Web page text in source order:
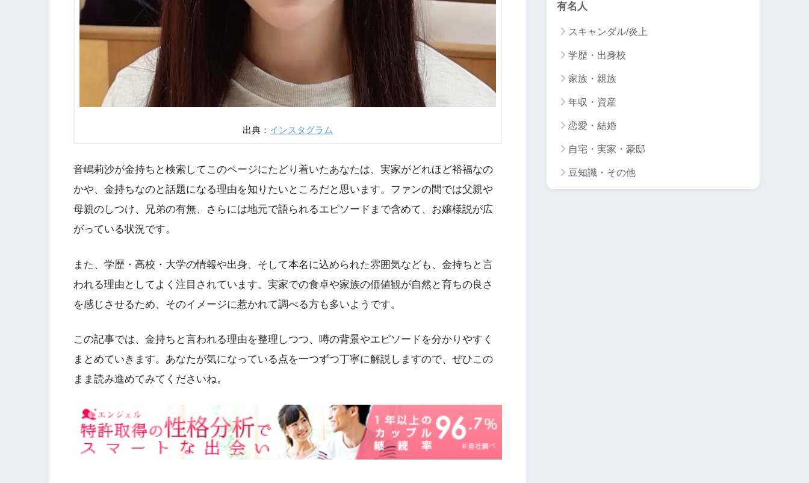
出典： インスタグラム
音嶋莉沙が金持ちと検索してこのページにたどり着いたあなたは、実家がどれほど裕福なの
かや、金持ちなのと話題になる理由を知りたいところだと思います。ファンの間では父親や
母親のしつけ、兄弟の有無、さらには地元で語られるエピソードまで含めて、お嬢様説が広
がっている状況です。
また、学歴・高校・大学の情報や出身、そして本名に込められた雰囲気なども、金持ちと言
われる理由としてよく注目されています。実家での食卓や家族の価値観が自然と育ちの良さ
を感じさせるため、そのイメージに惹かれて調べる方も多いようです。
この記事では、金持ちと言われる理由を整理しつつ、噂の背景やエピソードを分かりやすく
まとめていきます。あなたが気になっている点を一つずつ丁寧に解説しますので、ぜひこの
まま読み進めてみてくださいね。
有名人
スキャンダル/炎上
学歴・出身校
家族・親族
年収・資産
恋愛・結婚
自宅・実家・豪邸
豆知識・その他